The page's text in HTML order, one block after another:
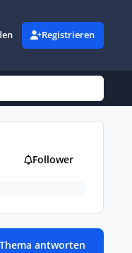
Registrieren
Follower
antworten